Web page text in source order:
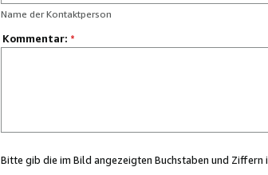
Name der Kontaktperson
Kommentar: *
Bitte gib die im Bild angezeigten Buchstaben und